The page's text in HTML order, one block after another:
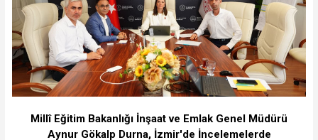
Millî Eğitim Bakanlığı İnşaat ve Emlak Genel Müdürü
Aynur Gökalp Durna, İzmir'de İncelemelerde